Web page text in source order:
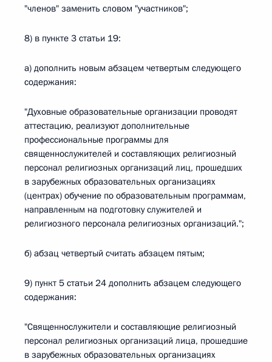
"членов" заменить словом "участников";
8) в пункте 3 статьи 19:
а) дополнить новым абзацем четвертым следующего
содержания:
"Духовные образовательные организации проводят
аттестацию, реализуют дополнительные
профессиональные программы для
священнослужителей и составляющих религиозный
персонал религиозных организаций лиц, прошедших
в зарубежных образовательных организациях
(центрах) обучение по образовательным программам,
направленным на подготовку служителей и
религиозного персонала религиозных организаций.";
б) абзац четвертый считать абзацем пятым;
9) пункт 5 статьи 24 дополнить абзацем следующего
содержания:
"Священнослужители и составляющие религиозный
персонал религиозных организаций лица, прошедшие
в зарубежных образовательных организациях